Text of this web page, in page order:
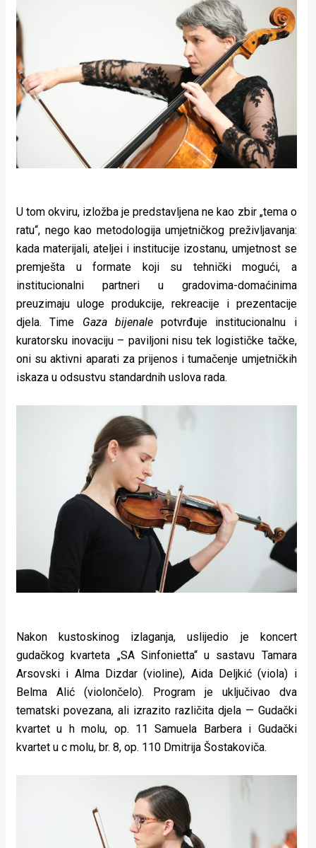
U tom okviru, izložba je predstavljena ne kao zbir „tema o
ratu“, nego kao metodologija umjetničkog preživljavanja:
kada materijali, ateljei i institucije izostanu, umjetnost se
premješta u formate koji su tehnički mogući, a
institucionalni partneri u gradovima-domaćinima
preuzimaju uloge produkcije, rekreacije i prezentacije
djela. Time Gaza bijenalepotvrđuje institucionalnu i
kuratorsku inovaciju – paviljoni nisu tek logističke tačke,
oni su aktivni aparati za prijenos i tumačenje umjetničkih
iskaza u odsustvu standardnih uslova rada.
Nakon kustoskinog izlaganja, uslijedio je koncert
gudačkog kvarteta „SA Sinfonietta“ u sastavu Tamara
Arsovski i Alma Dizdar (violine), Aida Deljkić (viola) i
Belma Alić (violončelo). Program je uključivao dva
tematski povezana, ali izrazito različita djela — Gudački
kvartet u h molu, op. 11 Samuela Barbera i Gudački
kvartet u c molu, br. 8, op. 110 Dmitrija Šostakoviča.